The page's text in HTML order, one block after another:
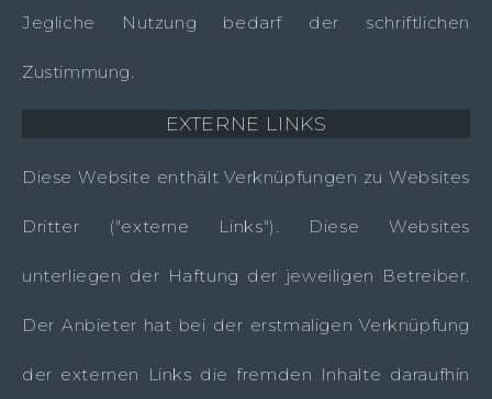
Jegliche Nutzung bedarf der schriftlichen
Zustimmung.
EXTERNE LINKS
Diese Website enthält Verknüpfungen zu Websites
Dritter ("externe Links"). Diese Websites
unterliegen der Haftung der jeweiligen Betreiber.
Der Anbieter hat bei der erstmaligen Verknüpfung
der externen Links die fremden Inhalte daraufhin